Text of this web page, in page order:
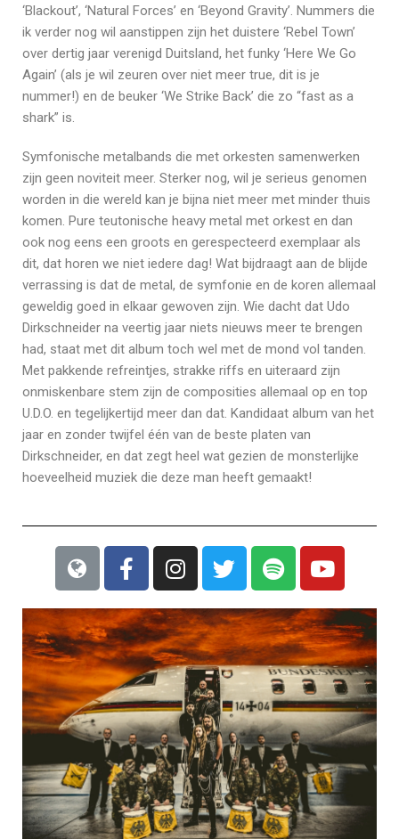
‘Blackout’, ‘Natural Forces’ en ‘Beyond Gravity’. Nummers die
ik verder nog wil aanstippen zijn het duistere ‘Rebel Town’
over dertig jaar verenigd Duitsland, het funky ‘Here We Go
Again’ (als je wil zeuren over niet meer true, dit is je
nummer!) en de beuker ‘We Strike Back’ die zo “fast as a
shark” is.
Symfonische metalbands die met orkesten samenwerken
zijn geen noviteit meer. Sterker nog, wil je serieus genomen
worden in die wereld kan je bijna niet meer met minder thuis
komen. Pure teutonische heavy metal met orkest en dan
ook nog eens een groots en gerespecteerd exemplaar als
dit, dat horen we niet iedere dag! Wat bijdraagt aan de blijde
verrassing is dat de metal, de symfonie en de koren allemaal
geweldig goed in elkaar gewoven zijn. Wie dacht dat Udo
Dirkschneider na veertig jaar niets nieuws meer te brengen
had, staat met dit album toch wel met de mond vol tanden.
Met pakkende refreintjes, strakke riffs en uiteraard zijn
onmiskenbare stem zijn de composities allemaal op en top
U.D.O. en tegelijkertijd meer dan dat. Kandidaat album van het
jaar en zonder twijfel één van de beste platen van
Dirkschneider, en dat zegt heel wat gezien de monsterlijke
hoeveelheid muziek die deze man heeft gemaakt!